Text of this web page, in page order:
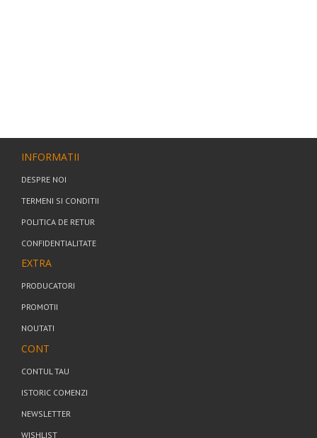
INFORMATII
DESPRE NOI
TERMENI SI CONDITII
POLITICA DE RETUR
CONFIDENTIALITATE
EXTRA
PRODUCATORI
PROMOTII
NOUTATI
CONT
CONTUL TAU
ISTORIC COMENZI
NEWSLETTER
WISHLIST